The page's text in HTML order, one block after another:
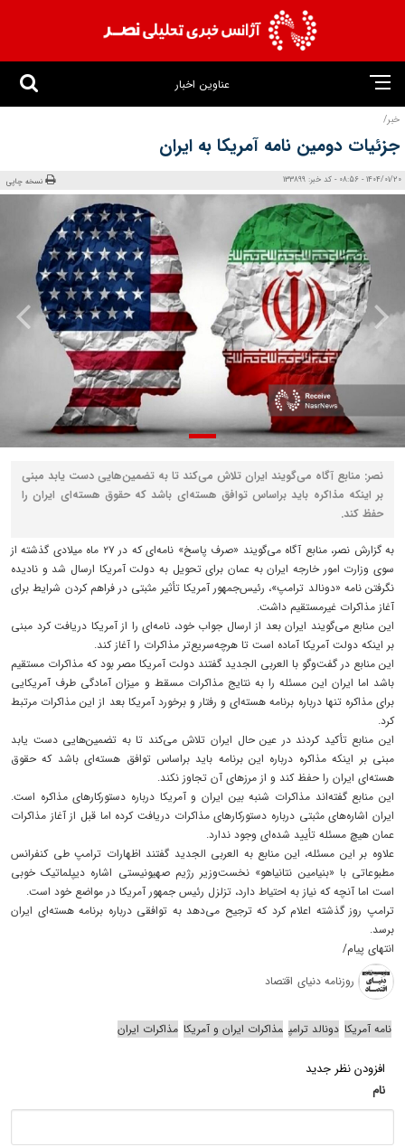
عناوین اخبار
خبر/
جزئیات دومین نامه آمریکا به ایران
1404/01/20 - 08:56 - کد خبر: 133899 نسخه چاپی
نصر: منابع آگاه می‌گویند ایران تلاش می‌کند تا به تضمین‌هایی دست یابد مبنی
بر اینکه مذاکره باید براساس توافق هسته‌ای باشد که حقوق هسته‌ای ایران را
حفظ کند.
به گزارش نصر، منابع آگاه می‌گویند «صرف پاسخ» نامه‌ای که در ۲۷ ماه میلادی گذشته از
سوی وزارت امور خارجه ایران به عمان برای تحویل به دولت آمریکا ارسال شد و نادیده
نگرفتن نامه «دونالد ترامپ»، رئیس‌جمهور آمریکا تأثیر مثبتی در فراهم کردن شرایط برای
آغاز مذاکرات غیرمستقیم داشت.
این منابع می‌گویند ایران بعد از ارسال جواب خود، نامه‌ای را از آمریکا دریافت کرد مبنی
بر اینکه دولت آمریکا آماده است تا هرچه‌سریع‌تر مذاکرات را آغاز کند.
این منابع در گفت‌وگو با العربی الجدید گفتند دولت آمریکا مصر بود که مذاکرات مستقیم
باشد اما ایران این مسئله را به نتایج مذاکرات مسقط و میزان آمادگی طرف آمریکایی
برای مذاکره تنها درباره برنامه هسته‌ای و رفتار و برخورد آمریکا بعد از این مذاکرات مرتبط
کرد.
این منابع تأکید کردند در عین حال ایران تلاش می‌کند تا به تضمین‌هایی دست یابد
مبنی بر اینکه مذاکره درباره این برنامه باید براساس توافق هسته‌ای باشد که حقوق
هسته‌ای ایران را حفظ کند و از مرزهای آن تجاوز نکند.
این منابع گفته‌اند مذاکرات شنبه بین ایران و آمریکا درباره دستورکارهای مذاکره است.
ایران اشاره‌های مثبتی درباره دستورکارهای مذاکرات دریافت کرده اما قبل از آغاز مذاکرات
عمان هیچ مسئله تأیید شده‌ای وجود ندارد.
علاوه بر این مسئله، این منابع به العربی الجدید گفتند اظهارات ترامپ طی کنفرانس
مطبوعاتی با «بنیامین نتانیاهو» نخست‌وزیر رژیم صهیونیستی اشاره دیپلماتیک خوبی
است اما آنچه که نیاز به احتیاط دارد، تزلزل رئیس جمهور آمریکا در مواضع خود است.
ترامپ روز گذشته اعلام کرد که ترجیح می‌دهد به توافقی درباره برنامه هسته‌ای ایران
برسد.
انتهای پیام/
روزنامه دنیای اقتصاد
نامه آمریکا دونالد ترامپ مذاکرات ایران و آمریکا مذاکرات ایران
افزودن نظر جدید
نام